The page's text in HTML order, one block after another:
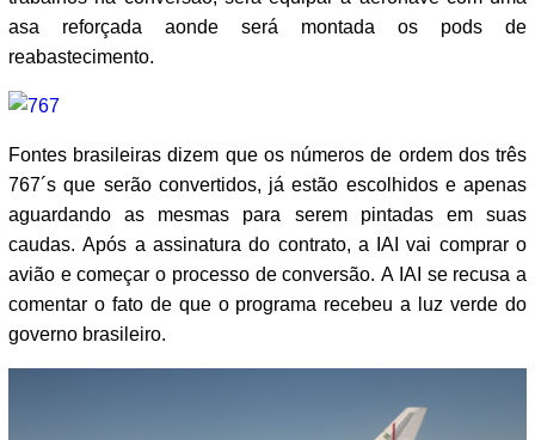
asa reforçada aonde será montada os pods de
reabastecimento.
Fontes brasileiras dizem que os números de ordem dos três
767´s que serão convertidos, já estão escolhidos e apenas
aguardando as mesmas para serem pintadas em suas
caudas. Após a assinatura do contrato, a IAI vai comprar o
avião e começar o processo de conversão. A IAI se recusa a
comentar o fato de que o programa recebeu a luz verde do
governo brasileiro.